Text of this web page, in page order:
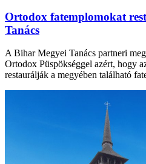
Ortodox fatemplomokat
Tanács
A Bihar Megyei Tanács partneri
Ortodox Püspökséggel azért, hogy
restaurálják a megyében található